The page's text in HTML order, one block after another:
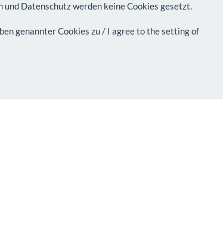
und Datenschutz werden keine Cookies gesetzt.
genannter Cookies zu / I agree to the setting of